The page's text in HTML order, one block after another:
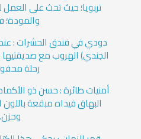
تربويا؛ حيث تحث على
والمودة؛
دودي في فندق الحشرات :
الجندي) الهروب مع
رحلة
أمنيات طائرة : حسن ذو
البهاق فيداه مبقعة